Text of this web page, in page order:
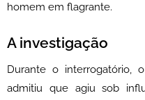
homem em flagrante.
A investigação
Durante o interrogatório,
admitiu que agiu sob